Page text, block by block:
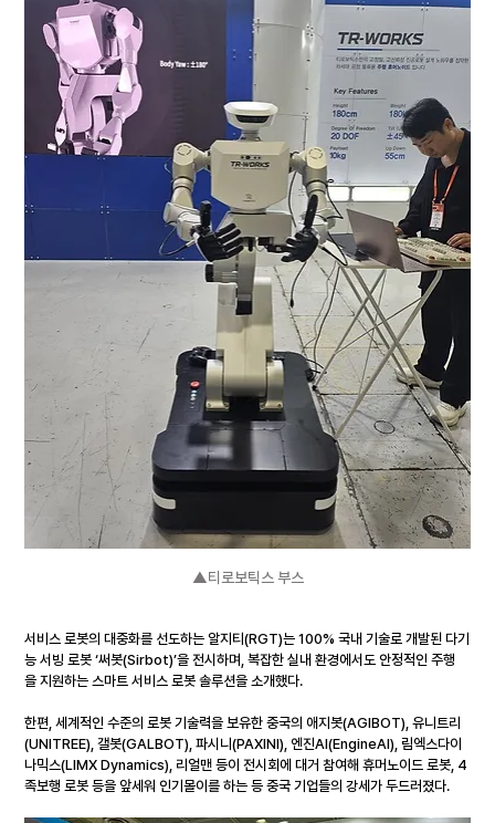
▲티로보틱스 부스
서비스 로봇의 대중화를 선도하는 알지티(RGT)는 100% 국내 기술로 개발된 다기
능 서빙 로봇 ‘써봇(Sirbot)’을 전시하며, 복잡한 실내 환경에서도 안정적인 주행
을 지원하는 스마트 서비스 로봇 솔루션을 소개했다.
한편, 세계적인 수준의 로봇 기술력을 보유한 중국의 애지봇(AGIBOT), 유니트리
(UNITREE), 갤봇(GALBOT), 파시니(PAXINI), 엔진AI(EngineAI), 림엑스다이
나믹스(LIMX Dynamics), 리얼맨 등이 전시회에 대거 참여해 휴머노이드 로봇, 4
족보행 로봇 등을 앞세워 인기몰이를 하는 등 중국 기업들의 강세가 두드러졌다.